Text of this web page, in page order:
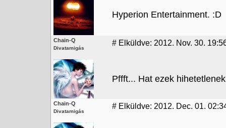
Hyperion Entertainment. :D
Chain-Q
Divatamigás
# Elküldve: 2012. Nov. 30.
Pffft... Hat ezek
Chain-Q
Divatamigás
# Elküldve: 2012. Dec. 01.